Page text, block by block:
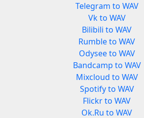
Telegram to WAV
Vk to WAV
Bilibili to WAV
Rumble to WAV
Odysee to WAV
Bandcamp to WAV
Mixcloud to WAV
Spotify to WAV
Flickr to WAV
Ok.Ru to WAV